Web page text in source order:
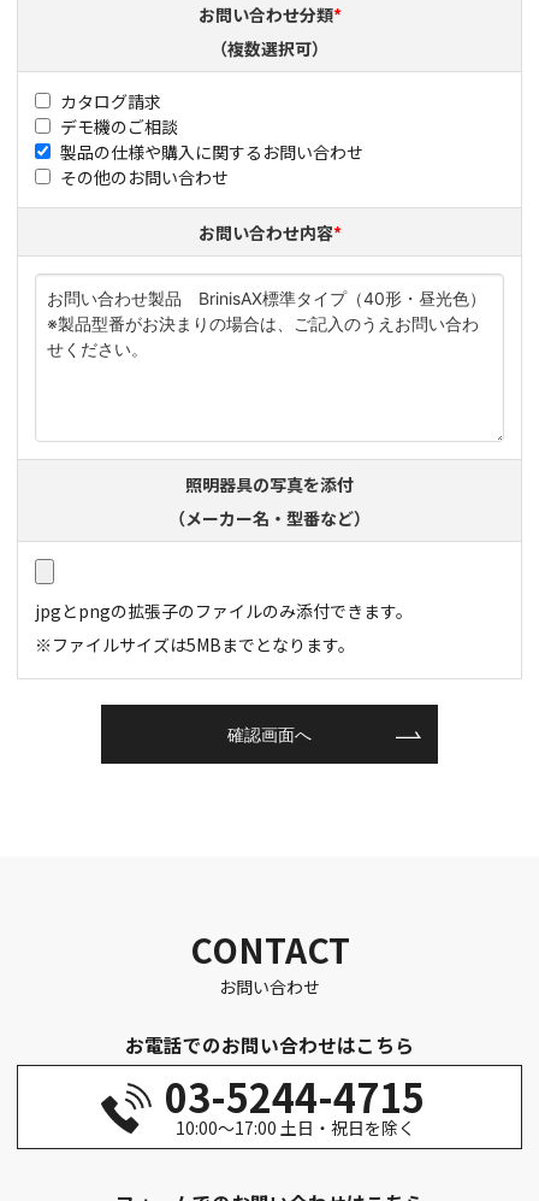
お問い合わせ分類*
（複数選択可）
カタログ請求
デモ機のご相談
製品の仕様や購入に関するお問い合わせ
その他のお問い合わせ
お問い合わせ内容*
照明器具の写真を添付
（メーカー名・型番など）
jpgとpngの拡張子のファイルのみ添付​できます。
※ファイルサイズは5MBまでとなります。
CONTACT
お問い合わせ
お電話でのお問い合わせはこちら
03-5244-4715
10:00～17:00 土日・祝日を除く